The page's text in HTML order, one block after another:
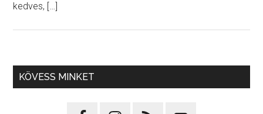
kedves, […]
KÖVESS MINKET